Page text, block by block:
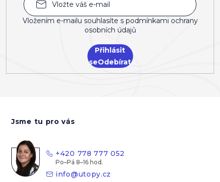
Vložením e-mailu souhlasíte s podmínkami ochrany
osobních údajů
Přihlásit
se
Jsme tu pro vás
+420 778 777 052
info@utopy.cz